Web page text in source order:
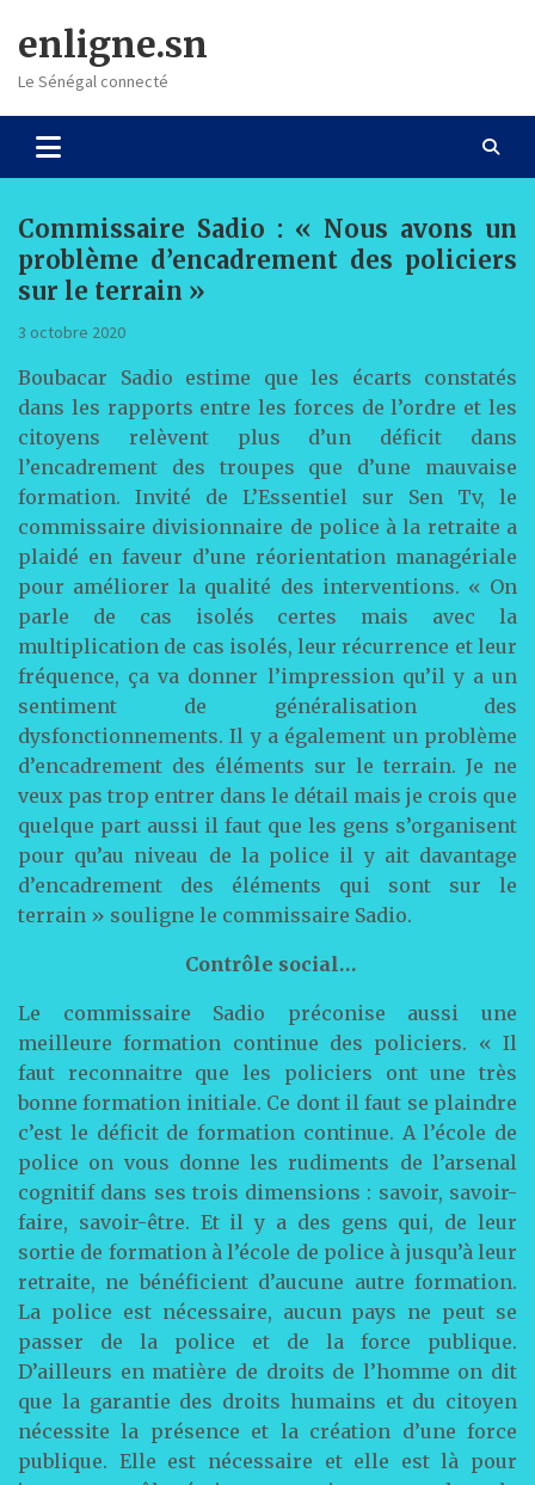
content
enligne.sn
Le Sénégal connecté
Commissaire Sadio : « Nous avons un
problème d’encadrement des policiers
sur le terrain »
3 octobre 2020
Boubacar Sadio estime que les écarts constatés
dans les rapports entre les forces de l’ordre et les
citoyens relèvent plus d’un déficit dans
l’encadrement des troupes que d’une mauvaise
formation. Invité de L’Essentiel sur Sen Tv, le
commissaire divisionnaire de police à la retraite a
plaidé en faveur d’une réorientation managériale
pour améliorer la qualité des interventions. « On
parle de cas isolés certes mais avec la
multiplication de cas isolés, leur récurrence et leur
fréquence, ça va donner l’impression qu’il y a un
sentiment de généralisation des
dysfonctionnements. Il y a également un problème
d’encadrement des éléments sur le terrain. Je ne
veux pas trop entrer dans le détail mais je crois que
quelque part aussi il faut que les gens s’organisent
pour qu’au niveau de la police il y ait davantage
d’encadrement des éléments qui sont sur le
terrain » souligne le commissaire Sadio.
Contrôle social…
Le commissaire Sadio préconise aussi une
meilleure formation continue des policiers. « Il
faut reconnaitre que les policiers ont une très
bonne formation initiale. Ce dont il faut se plaindre
c’est le déficit de formation continue. A l’école de
police on vous donne les rudiments de l’arsenal
cognitif dans ses trois dimensions : savoir, savoir-
faire, savoir-être. Et il y a des gens qui, de leur
sortie de formation à l’école de police à jusqu’à leur
retraite, ne bénéficient d’aucune autre formation.
La police est nécessaire, aucun pays ne peut se
passer de la police et de la force publique.
D’ailleurs en matière de droits de l’homme on dit
que la garantie des droits humains et du citoyen
nécessite la présence et la création d’une force
publique. Elle est nécessaire et elle est là pour